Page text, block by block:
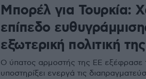
Μπορέλ για Τουρκία:
επίπεδο
εξωτερική πολιτική
Ο ύπατος αρμοστής της ΕΕ εξέφρασε
υποστηρίξει ενεργά τις